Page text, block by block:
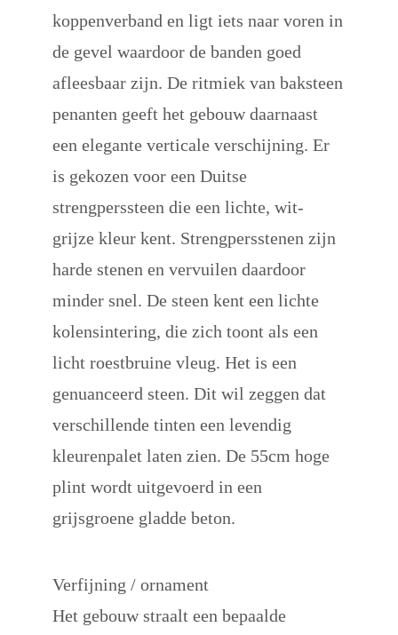
koppenverband en ligt iets naar voren in
de gevel waardoor de banden goed
afleesbaar zijn. De ritmiek van baksteen
penanten geeft het gebouw daarnaast
een elegante verticale verschijning. Er
is gekozen voor een Duitse
strengperssteen die een lichte, wit-
grijze kleur kent. Strengpersstenen zijn
harde stenen en vervuilen daardoor
minder snel. De steen kent een lichte
kolensintering, die zich toont als een
licht roestbruine vleug. Het is een
genuanceerd steen. Dit wil zeggen dat
verschillende tinten een levendig
kleurenpalet laten zien. De 55cm hoge
plint wordt uitgevoerd in een
grijsgroene gladde beton.
Verfijning / ornament
Het gebouw straalt een bepaalde